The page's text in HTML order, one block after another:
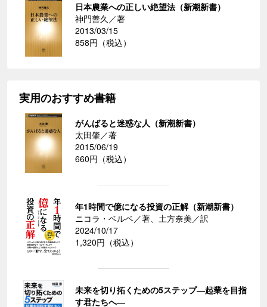
日本農業への正しい絶望法（新潮新書）
神門善久／著
2013/03/15
858円（税込）
実用のおすすめ書籍
がんばると迷惑な人（新潮新書）
太田肇／著
2015/06/19
660円（税込）
年1時間で億になる投資の正解（新潮新書）
ニコラ・ベルベ／著、土方奈美／訳
2024/10/17
1,320円（税込）
未来を切り拓くための5ステップ―起業を目指
す君たちへ―